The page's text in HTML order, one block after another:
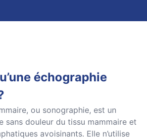
échographie
ou sonographie, est un
sans douleur du tissu mammaire et
avoisinants. Elle n’utilise